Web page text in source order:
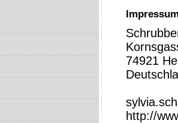
74921
http://